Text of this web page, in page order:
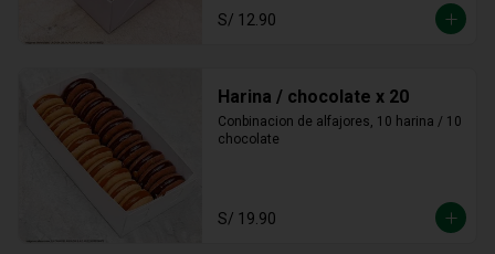
S/ 12.90
Harina / chocolate x 20
Conbinacion de alfajores, 10 harina / 10
chocolate
S/ 19.90